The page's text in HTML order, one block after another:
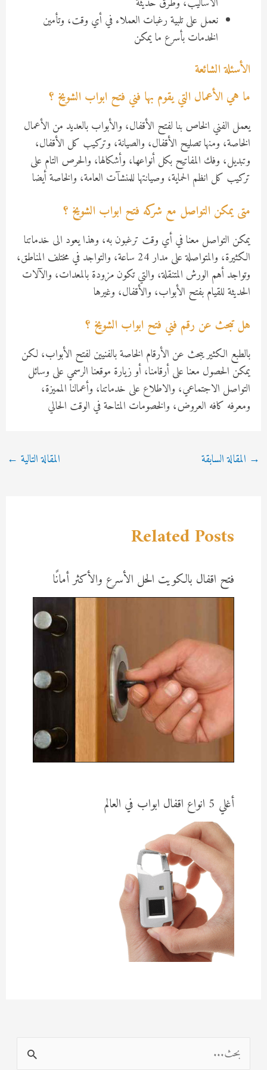
نعمل على تلبية رغبات العملاء في أي وقت، وتأمين
الخدمات بأسرع ما يمكن
الأسئلة الشائعة
ما هي الأعمال التي يقوم بها فني فتح ابواب الشويخ ؟
يعمل الفني الخاص بنا لفتح الأقفال، والأبواب بالعديد من الأعمال
الخاصة، ومنها تصليح الأقفال، والصيانة، وتركيب كل الأقفال،
وتبديل، وفك المفاتيح بكل أنواعها، وأشكالها، والحرص التام على
تركيب كل انظم الحماية، وصيانتها للمنشآت العامة، والخاصة أيضا
متى يمكن التواصل مع شركه فتح ابواب الشويخ ؟
يمكن التواصل معنا في أي وقت ترغبون به، وهذا يعود الى خدماتنا
الكثيرة، والمتواصلة على مدار 24 ساعة، والتواجد في مختلف المناطق،
وتواجد أهم الورش المتنقلة، والتي تكون مزودة بالمعدات، والآلات
الحديثة للقيام بفتح الأبواب، والأقفال، وغيرها
هل تبحث عن رقم فني فتح ابواب الشويخ ؟
بالطبع الكثير يبحث عن الأرقام الخاصة بالفنيين لفتح الأبواب، لكن
يمكن الحصول معنا على أرقامنا، أو زيارة موقعنا الرسمي على وسائل
التواصل الاجتماعي، والاطلاع على خدماتنا، وأعمالنا المميزة،
ومعرفه كافه العروض، والخصومات المتاحة في الوقت الحالي
Post
→ المقالة السابقة المقالة التالية ←
Related Posts
فتح اقفال بالكويت الحل الأسرع والأكثر أمانًا
أغلي 5 انواع اقفال ابواب في العالم